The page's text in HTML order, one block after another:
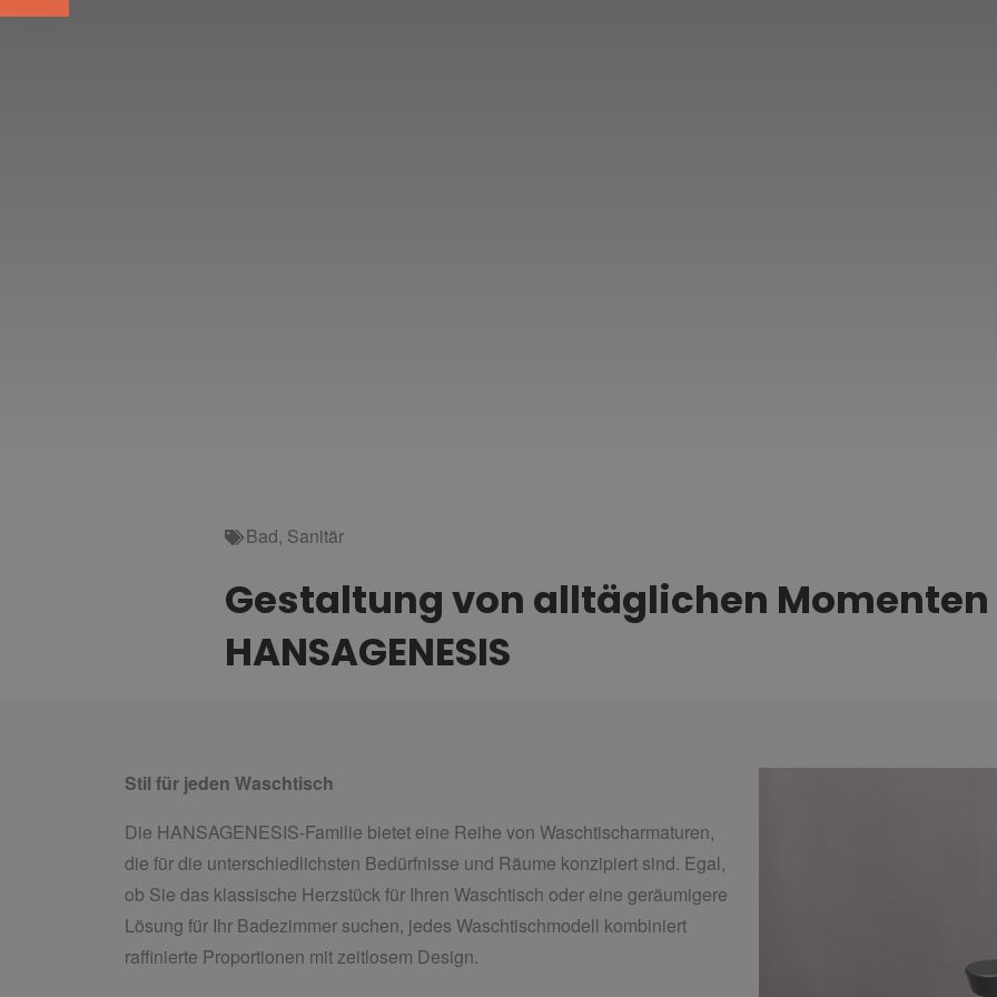
Bad, Sanitär
Gestaltung von alltäglichen Momenten
HANSAGENESIS
Stil für jeden Waschtisch
Die HANSAGENESIS-Familie bietet eine Reihe von Waschtischarmaturen,
die für die unterschiedlichsten Bedürfnisse und Räume konzipiert sind. Egal,
ob Sie das klassische Herzstück für Ihren Waschtisch oder eine geräumigere
Lösung für Ihr Badezimmer suchen, jedes Waschtischmodell kombiniert
raffinierte Proportionen mit zeitlosem Design.